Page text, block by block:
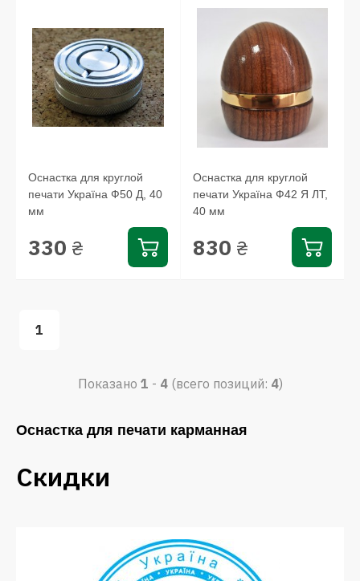
Оснастка для круглой
печати Україна Ф50 Д, 40
мм
330 ₴
Оснастка для круглой
печати Україна Ф42 Я ЛТ,
40 мм
830 ₴
1
Показано 1 - 4(всего позиций: 4)
Оснастка для печати карманная
Скидки